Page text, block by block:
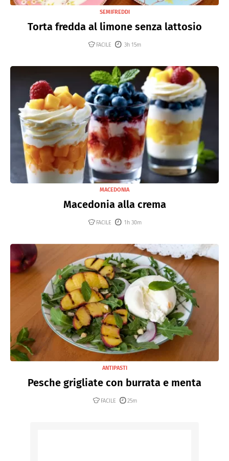
SEMIFREDDI
Torta fredda al limone senza lattosio
FACILE 3h 15m
MACEDONIA
Macedonia alla crema
FACILE 1h 30m
ANTIPASTI
Pesche grigliate con burrata e menta
FACILE 25m